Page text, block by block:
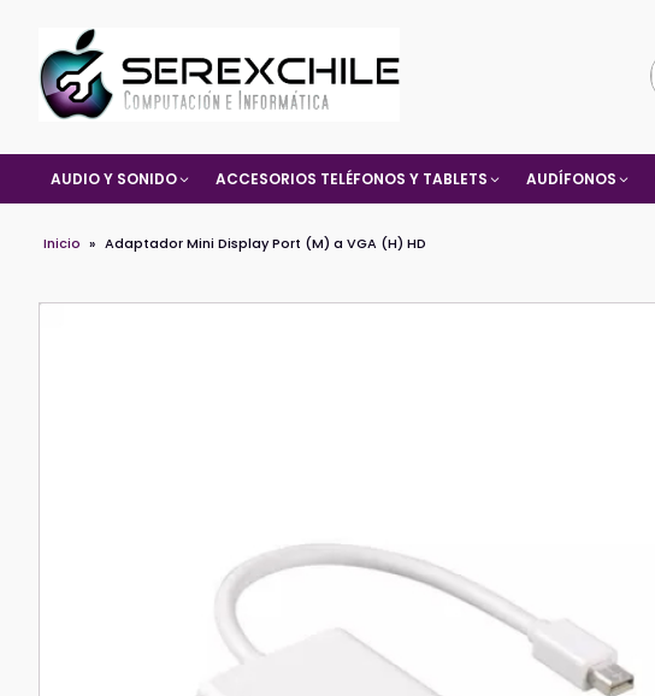
AUDIO Y SONIDO ACCESORIOS TELÉFONOS Y TABLETS AUDÍFONOS
Inicio » Adaptador Mini Display Port (M) a VGA (H) HD